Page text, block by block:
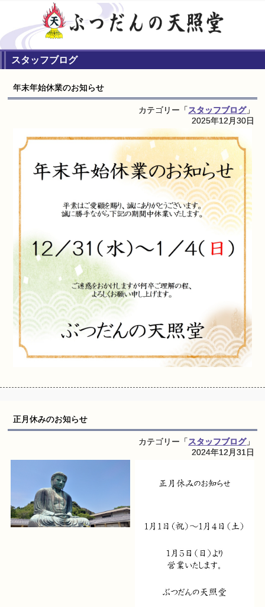
スタッフブログ
年末年始休業のお知らせ
カテゴリー「スタッフブログ」
2025年12月30日
正月休みのお知らせ
カテゴリー「スタッフブログ」
2024年12月31日